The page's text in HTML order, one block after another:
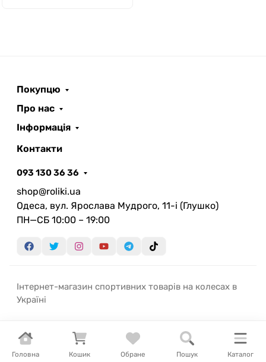
Головна Кошик Обране Пошук Каталог
Покупцю
Про нас
Інформація
Контакти
093 130 36 36
shop@roliki.ua
Одеса, вул. Ярослава Мудрого, 11-i (Глушко)
ПН—СБ 10:00 – 19:00
Інтернет-магазин спортивних товарів на колесах в
Україні